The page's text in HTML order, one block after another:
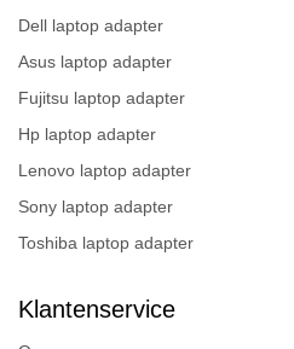
Dell laptop adapter
Asus laptop adapter
Fujitsu laptop adapter
Hp laptop adapter
Lenovo laptop adapter
Sony laptop adapter
Toshiba laptop adapter
Klantenservice